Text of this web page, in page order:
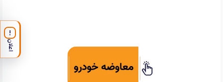
!
اعلان